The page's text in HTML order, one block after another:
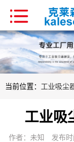
当前位置： 工业吸尘
工业吸
作者：未知 发布